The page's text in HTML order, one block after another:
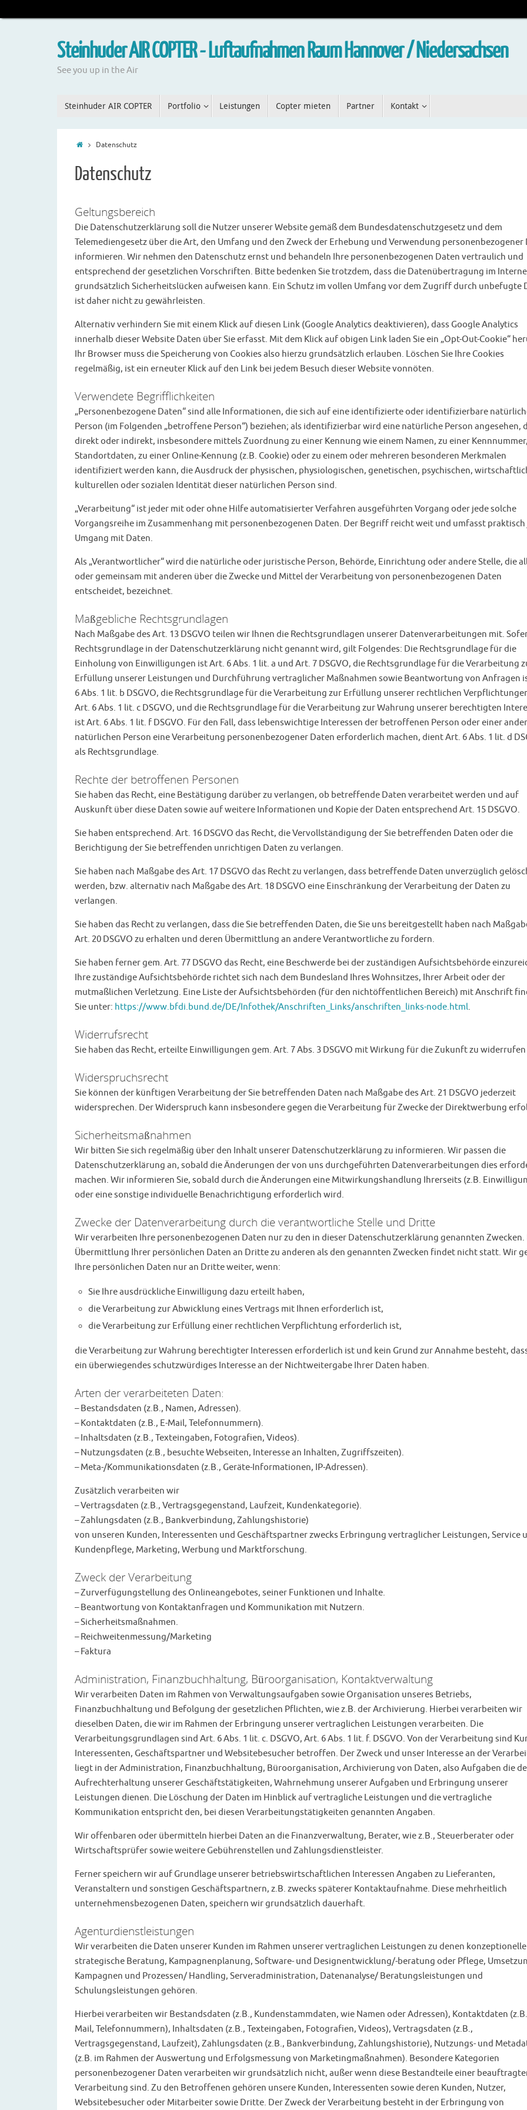
Steinhuder AIR COPTER - Luftaufnahmen Raum Hannover / Niedersachsen
See you up in the Air
Steinhuder AIR COPTER Portfolio Leistungen Copter mieten Partner Kontakt
Datenschutz
Datenschutz
Geltungsbereich
Die Datenschutzerklärung soll die Nutzer unserer Website gemäß dem Bundesdatenschutzgesetz und dem
Telemediengesetz über die Art, den Umfang und den Zweck der Erhebung und Verwendung personenbezogener
informieren. Wir nehmen den Datenschutz ernst und behandeln Ihre personenbezogenen Daten vertraulich und
entsprechend der gesetzlichen Vorschriften. Bitte bedenken Sie trotzdem, dass die Datenübertragung im
grundsätzlich Sicherheitslücken aufweisen kann. Ein Schutz im vollen Umfang vor dem Zugriff durch unbefugte
ist daher nicht zu gewährleisten.
Alternativ verhindern Sie mit einem Klick auf diesen Link (Google Analytics deaktivieren), dass Google Analytics
innerhalb dieser Website Daten über Sie erfasst. Mit dem Klick auf obigen Link laden Sie ein „Opt-Out-Cookie“
Ihr Browser muss die Speicherung von Cookies also hierzu grundsätzlich erlauben. Löschen Sie Ihre Cookies
regelmäßig, ist ein erneuter Klick auf den Link bei jedem Besuch dieser Website vonnöten.
Verwendete Begrifflichkeiten
„Personenbezogene Daten“ sind alle Informationen, die sich auf eine identifizierte oder identifizierbare
Person (im Folgenden „betroffene Person“) beziehen; als identifizierbar wird eine natürliche Person angesehen,
direkt oder indirekt, insbesondere mittels Zuordnung zu einer Kennung wie einem Namen, zu einer
Standortdaten, zu einer Online-Kennung (z.B. Cookie) oder zu einem oder mehreren besonderen Merkmalen
identifiziert werden kann, die Ausdruck der physischen, physiologischen, genetischen, psychischen,
kulturellen oder sozialen Identität dieser natürlichen Person sind.
„Verarbeitung“ ist jeder mit oder ohne Hilfe automatisierter Verfahren ausgeführten Vorgang oder jede solche
Vorgangsreihe im Zusammenhang mit personenbezogenen Daten. Der Begriff reicht weit und umfasst praktisch
Umgang mit Daten.
Als „Verantwortlicher“ wird die natürliche oder juristische Person, Behörde, Einrichtung oder andere Stelle, die
oder gemeinsam mit anderen über die Zwecke und Mittel der Verarbeitung von personenbezogenen Daten
entscheidet, bezeichnet.
Maßgebliche Rechtsgrundlagen
Nach Maßgabe des Art. 13 DSGVO teilen wir Ihnen die Rechtsgrundlagen unserer Datenverarbeitungen mit.
Rechtsgrundlage in der Datenschutzerklärung nicht genannt wird, gilt Folgendes: Die Rechtsgrundlage für die
Einholung von Einwilligungen ist Art. 6 Abs. 1 lit. a und Art. 7 DSGVO, die Rechtsgrundlage für die Verarbeitung
Erfüllung unserer Leistungen und Durchführung vertraglicher Maßnahmen sowie Beantwortung von Anfragen
6 Abs. 1 lit. b DSGVO, die Rechtsgrundlage für die Verarbeitung zur Erfüllung unserer rechtlichen
Art. 6 Abs. 1 lit. c DSGVO, und die Rechtsgrundlage für die Verarbeitung zur Wahrung unserer berechtigten
ist Art. 6 Abs. 1 lit. f DSGVO. Für den Fall, dass lebenswichtige Interessen der betroffenen Person oder einer
natürlichen Person eine Verarbeitung personenbezogener Daten erforderlich machen, dient Art. 6 Abs. 1 lit. d
als Rechtsgrundlage.
Rechte der betroffenen Personen
Sie haben das Recht, eine Bestätigung darüber zu verlangen, ob betreffende Daten verarbeitet werden und auf
Auskunft über diese Daten sowie auf weitere Informationen und Kopie der Daten entsprechend Art. 15 DSGVO.
Sie haben entsprechend. Art. 16 DSGVO das Recht, die Vervollständigung der Sie betreffenden Daten oder die
Berichtigung der Sie betreffenden unrichtigen Daten zu verlangen.
Sie haben nach Maßgabe des Art. 17 DSGVO das Recht zu verlangen, dass betreffende Daten unverzüglich
werden, bzw. alternativ nach Maßgabe des Art. 18 DSGVO eine Einschränkung der Verarbeitung der Daten zu
verlangen.
Sie haben das Recht zu verlangen, dass die Sie betreffenden Daten, die Sie uns bereitgestellt haben nach
Art. 20 DSGVO zu erhalten und deren Übermittlung an andere Verantwortliche zu fordern.
Sie haben ferner gem. Art. 77 DSGVO das Recht, eine Beschwerde bei der zuständigen Aufsichtsbehörde
Ihre zuständige Aufsichtsbehörde richtet sich nach dem Bundesland Ihres Wohnsitzes, Ihrer Arbeit oder der
mutmaßlichen Verletzung. Eine Liste der Aufsichtsbehörden (für den nichtöffentlichen Bereich) mit Anschrift
Sie unter: https://www.bfdi.bund.de/DE/Infothek/Anschriften_Links/anschriften_links-node.html.
Widerrufsrecht
Sie haben das Recht, erteilte Einwilligungen gem. Art. 7 Abs. 3 DSGVO mit Wirkung für die Zukunft zu widerrufen
Widerspruchsrecht
Sie können der künftigen Verarbeitung der Sie betreffenden Daten nach Maßgabe des Art. 21 DSGVO jederzeit
widersprechen. Der Widerspruch kann insbesondere gegen die Verarbeitung für Zwecke der Direktwerbung
Sicherheitsmaßnahmen
Wir bitten Sie sich regelmäßig über den Inhalt unserer Datenschutzerklärung zu informieren. Wir passen die
Datenschutzerklärung an, sobald die Änderungen der von uns durchgeführten Datenverarbeitungen dies
machen. Wir informieren Sie, sobald durch die Änderungen eine Mitwirkungshandlung Ihrerseits (z.B.
oder eine sonstige individuelle Benachrichtigung erforderlich wird.
Zwecke der Datenverarbeitung durch die verantwortliche Stelle und Dritte
Wir verarbeiten Ihre personenbezogenen Daten nur zu den in dieser Datenschutzerklärung genannten Zwecken.
Übermittlung Ihrer persönlichen Daten an Dritte zu anderen als den genannten Zwecken findet nicht statt. Wir
Ihre persönlichen Daten nur an Dritte weiter, wenn:
Sie Ihre ausdrückliche Einwilligung dazu erteilt haben,
die Verarbeitung zur Abwicklung eines Vertrags mit Ihnen erforderlich ist,
die Verarbeitung zur Erfüllung einer rechtlichen Verpflichtung erforderlich ist,
die Verarbeitung zur Wahrung berechtigter Interessen erforderlich ist und kein Grund zur Annahme besteht,
ein überwiegendes schutzwürdiges Interesse an der Nichtweitergabe Ihrer Daten haben.
Arten der verarbeiteten Daten:
– Bestandsdaten (z.B., Namen, Adressen).
– Kontaktdaten (z.B., E-Mail, Telefonnummern).
– Inhaltsdaten (z.B., Texteingaben, Fotografien, Videos).
– Nutzungsdaten (z.B., besuchte Webseiten, Interesse an Inhalten, Zugriffszeiten).
– Meta-/Kommunikationsdaten (z.B., Geräte-Informationen, IP-Adressen).
Zusätzlich verarbeiten wir
– Vertragsdaten (z.B., Vertragsgegenstand, Laufzeit, Kundenkategorie).
– Zahlungsdaten (z.B., Bankverbindung, Zahlungshistorie)
von unseren Kunden, Interessenten und Geschäftspartner zwecks Erbringung vertraglicher Leistungen, Service
Kundenpflege, Marketing, Werbung und Marktforschung.
Zweck der Verarbeitung
– Zurverfügungstellung des Onlineangebotes, seiner Funktionen und Inhalte.
– Beantwortung von Kontaktanfragen und Kommunikation mit Nutzern.
– Sicherheitsmaßnahmen.
– Reichweitenmessung/Marketing
– Faktura
Administration, Finanzbuchhaltung, Büroorganisation, Kontaktverwaltung
Wir verarbeiten Daten im Rahmen von Verwaltungsaufgaben sowie Organisation unseres Betriebs,
Finanzbuchhaltung und Befolgung der gesetzlichen Pflichten, wie z.B. der Archivierung. Hierbei verarbeiten wir
dieselben Daten, die wir im Rahmen der Erbringung unserer vertraglichen Leistungen verarbeiten. Die
Verarbeitungsgrundlagen sind Art. 6 Abs. 1 lit. c. DSGVO, Art. 6 Abs. 1 lit. f. DSGVO. Von der Verarbeitung sind
Interessenten, Geschäftspartner und Websitebesucher betroffen. Der Zweck und unser Interesse an der
liegt in der Administration, Finanzbuchhaltung, Büroorganisation, Archivierung von Daten, also Aufgaben die
Aufrechterhaltung unserer Geschäftstätigkeiten, Wahrnehmung unserer Aufgaben und Erbringung unserer
Leistungen dienen. Die Löschung der Daten im Hinblick auf vertragliche Leistungen und die vertragliche
Kommunikation entspricht den, bei diesen Verarbeitungstätigkeiten genannten Angaben.
Wir offenbaren oder übermitteln hierbei Daten an die Finanzverwaltung, Berater, wie z.B., Steuerberater oder
Wirtschaftsprüfer sowie weitere Gebührenstellen und Zahlungsdienstleister.
Ferner speichern wir auf Grundlage unserer betriebswirtschaftlichen Interessen Angaben zu Lieferanten,
Veranstaltern und sonstigen Geschäftspartnern, z.B. zwecks späterer Kontaktaufnahme. Diese mehrheitlich
unternehmensbezogenen Daten, speichern wir grundsätzlich dauerhaft.
Agenturdienstleistungen
Wir verarbeiten die Daten unserer Kunden im Rahmen unserer vertraglichen Leistungen zu denen
strategische Beratung, Kampagnenplanung, Software- und Designentwicklung/-beratung oder Pflege,
Kampagnen und Prozessen/ Handling, Serveradministration, Datenanalyse/ Beratungsleistungen und
Schulungsleistungen gehören.
Hierbei verarbeiten wir Bestandsdaten (z.B., Kundenstammdaten, wie Namen oder Adressen), Kontaktdaten
Mail, Telefonnummern), Inhaltsdaten (z.B., Texteingaben, Fotografien, Videos), Vertragsdaten (z.B.,
Vertragsgegenstand, Laufzeit), Zahlungsdaten (z.B., Bankverbindung, Zahlungshistorie), Nutzungs- und
(z.B. im Rahmen der Auswertung und Erfolgsmessung von Marketingmaßnahmen). Besondere Kategorien
personenbezogener Daten verarbeiten wir grundsätzlich nicht, außer wenn diese Bestandteile einer
Verarbeitung sind. Zu den Betroffenen gehören unsere Kunden, Interessenten sowie deren Kunden, Nutzer,
Websitebesucher oder Mitarbeiter sowie Dritte. Der Zweck der Verarbeitung besteht in der Erbringung von